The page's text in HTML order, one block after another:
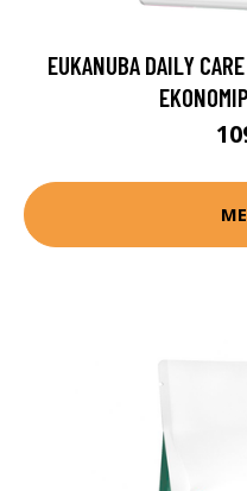
EUKANUBA DAILY